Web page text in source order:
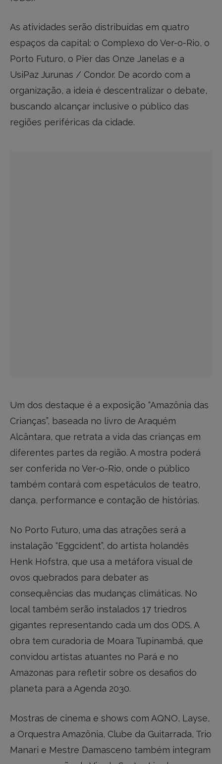
As atividades serão distribuídas em quatro
espaços da capital: o Complexo do Ver-o-Rio, o
Porto Futuro, o Pier das Onze Janelas e a
UsiPaz Jurunas / Condor. De acordo com a
organização, a ideia é descentralizar o debate,
buscando alcançar inclusive o público das
regiões periféricas da cidade.
Um dos destaque é a exposição “Amazônia das
Crianças”, baseada no livro de Araquém
Alcântara, que retrata a vida das crianças em
diferentes partes da região. A mostra poderá
ser conferida no Ver-o-Rio, onde o público
também contará com espetáculos de teatro,
dança, performance e contação de histórias.
No Porto Futuro, uma das atrações será a
instalação “Eggcident”, do artista holandês
Henk Hofstra, que usa a metáfora visual de
ovos quebrados para debater as
consequências das mudanças climáticas. No
local também serão instalados 17 triedros
gigantes representando cada um dos ODS. A
obra tem curadoria de Moara Tupinambá, que
convidou artistas atuantes no Pará e no
Amazonas para refletir sobre os desafios do
planeta para a Agenda 2030.
Mostras de cinema e shows com AQNO, Layse,
a Orquestra Amazônia, Clube da Guitarrada, Trio
Manari e Mestre Damasceno também integram